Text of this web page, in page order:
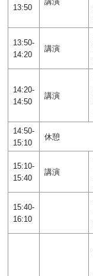
13:50
13:50-
14:20
講演
14:20-
14:50
講演
14:50-
15:10
休憩
15:10-
15:40
講演
15:40-
16:10